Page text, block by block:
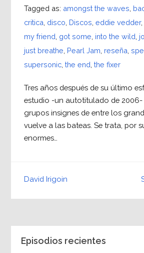
Tagged as: amongst the waves
critica disco Discos eddie vedder,
my friend got some into the wild
just breathe Pearl Jam reseña
supersonic, the end the fixer
Tres años después de su último
estudio -un autotitulado de
grupos insignes de entre los
vuelve a las bateas. Se trata, por
enormes…
David Irigoin
Episodios recientes